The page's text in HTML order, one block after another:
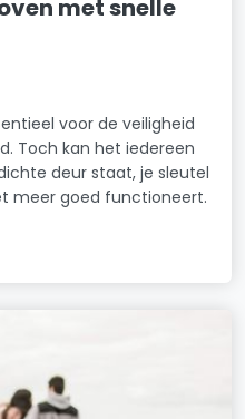
met snelle
voor de veiligheid
Toch kan het iedereen
deur staat, je sleutel
meer goed functioneert.